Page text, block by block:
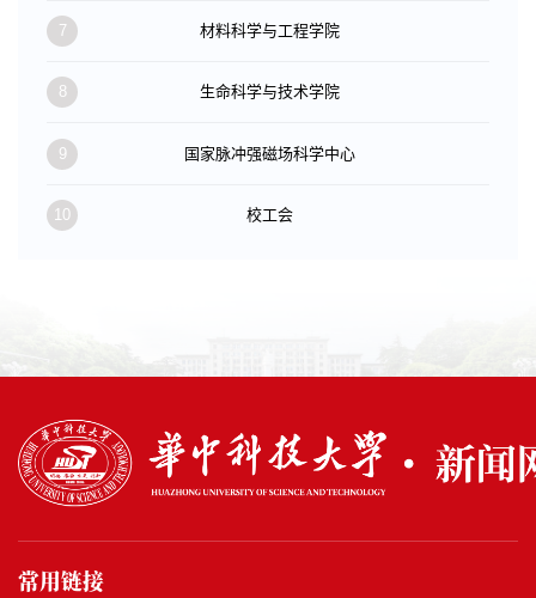
7 材料科学与工程学院
8 生命科学与技术学院
9 国家脉冲强磁场科学中心
10 校工会
常用链接